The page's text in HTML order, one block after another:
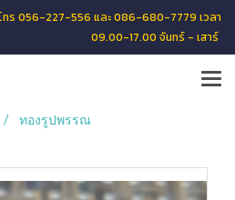
ทร 056-227-556 และ 086-680-7779 เวลา
09.00-17.00 จันทร์ - เสาร์
ทองรูปพรรณ